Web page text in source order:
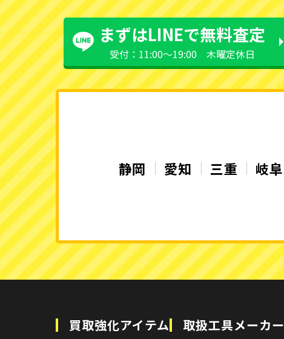
まずはLINEで無料査定
受付：11:00〜19:00 木曜定休日
静岡 愛知 三重 岐阜
買取強化アイテム 取扱工具メーカー